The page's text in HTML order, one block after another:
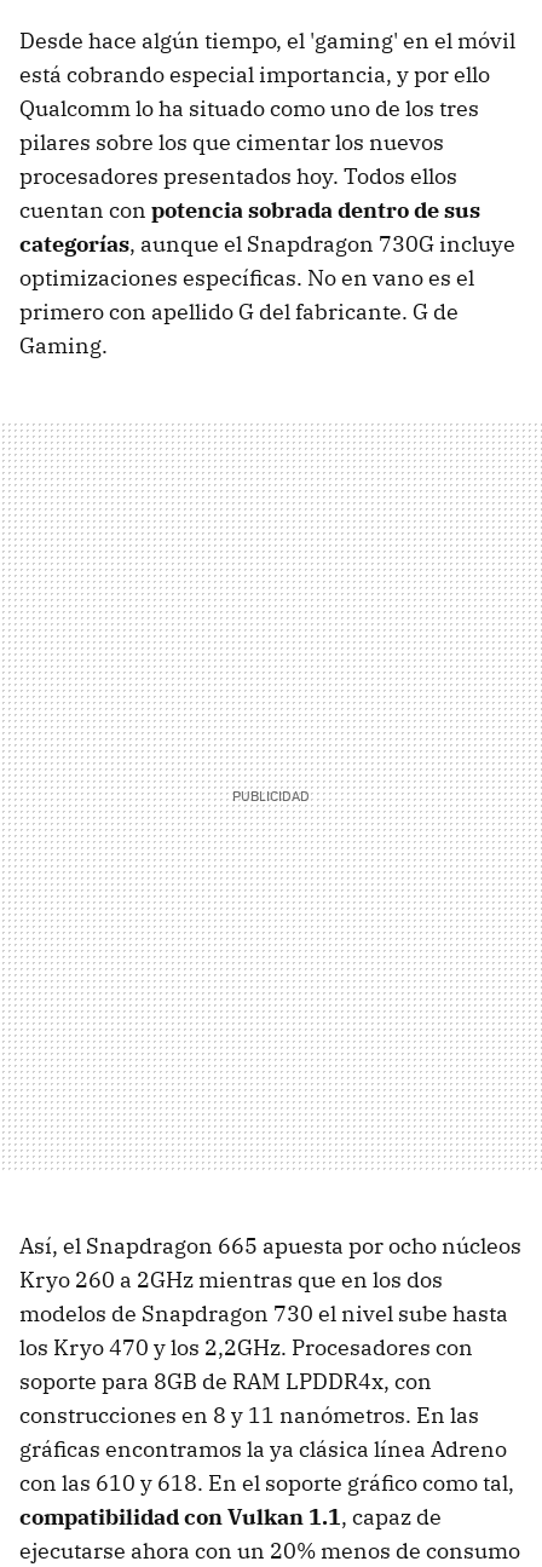
Desde hace algún tiempo, el 'gaming' en el móvil
está cobrando especial importancia, y por ello
Qualcomm lo ha situado como uno de los tres
pilares sobre los que cimentar los nuevos
procesadores presentados hoy. Todos ellos
cuentan con potencia sobrada dentro de sus
categorías, aunque el Snapdragon 730G incluye
optimizaciones específicas. No en vano es el
primero con apellido G del fabricante. G de
Gaming.
Así, el Snapdragon 665 apuesta por ocho núcleos
Kryo 260 a 2GHz mientras que en los dos
modelos de Snapdragon 730 el nivel sube hasta
los Kryo 470 y los 2,2GHz. Procesadores con
soporte para 8GB de RAM LPDDR4x, con
construcciones en 8 y 11 nanómetros. En las
gráficas encontramos la ya clásica línea Adreno
con las 610 y 618. En el soporte gráfico como tal,
compatibilidad con Vulkan 1.1, capaz de
ejecutarse ahora con un 20% menos de consumo